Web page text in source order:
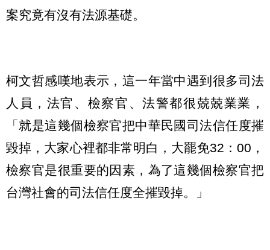
案究竟有沒有法源基礎。
柯文哲感嘆地表示，這一年當中遇到很多司法
人員，法官、檢察官、法警都很兢兢業業，
「就是這幾個檢察官把中華民國司法信任度摧
毀掉，大家心裡都非常明白，大罷免32：00，
檢察官是很重要的因素，為了這幾個檢察官把
台灣社會的司法信任度全摧毀掉。」